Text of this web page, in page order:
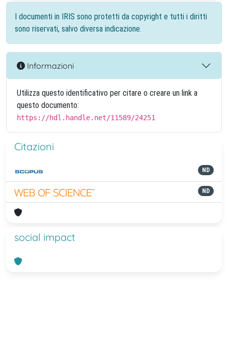
I documenti in IRIS sono protetti da copyright e tutti i diritti
sono riservati, salvo diversa indicazione.
Informazioni
Utilizza questo identificativo per citare o creare un link a
questo documento:
https://hdl.handle.net/11589/24251
Citazioni
ND
ND
social impact